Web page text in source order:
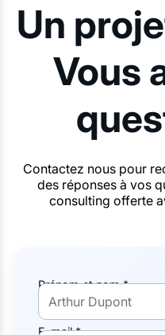
Un
Vous
Contactez nous pour
des réponses à vos
consulting offerte
Prénom et nom *
E-mail *